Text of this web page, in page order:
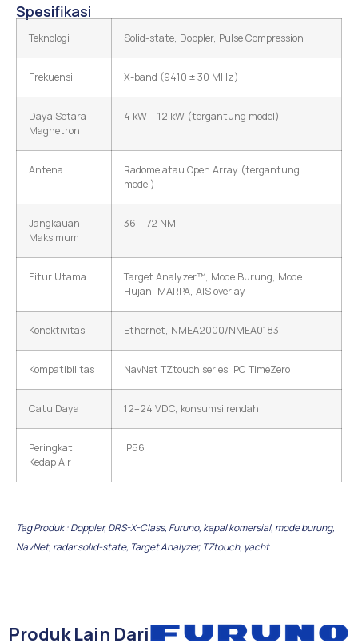
Spesifikasi
Teknologi Solid-state, Doppler, Pulse Compression
Frekuensi X-band (9410 ± 30 MHz)
Daya Setara
Magnetron
4 kW – 12 kW (tergantung model)
Antena
Radome atau Open Array (tergantung
model)
Jangkauan
Maksimum
36 – 72 NM
Fitur Utama
Target Analyzer™, Mode Burung, Mode
Hujan, MARPA, AIS overlay
Konektivitas Ethernet, NMEA2000/NMEA0183
Kompatibilitas NavNet TZtouch series, PC TimeZero
Catu Daya 12–24 VDC, konsumsi rendah
Peringkat
Kedap Air
IP56
Tag Produk :Doppler,DRS-X-Class, Furuno, kapal komersial, mode burung,
NavNet, radar solid-state, Target Analyzer, TZtouch, yacht
Produk Lain Dari